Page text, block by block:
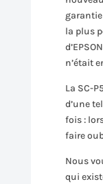
la plus
n’était
La SC-
d’une
fois :
faire
Nous
qui